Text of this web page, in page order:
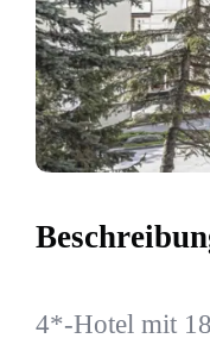
4*-Hotel mit